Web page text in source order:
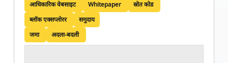
आधिकारिक वेबसाइट Whitepaper
स्रोत कोड
ब्लॉक एक्सप्लोरर
समुदाय
जमा
अदला-बदली